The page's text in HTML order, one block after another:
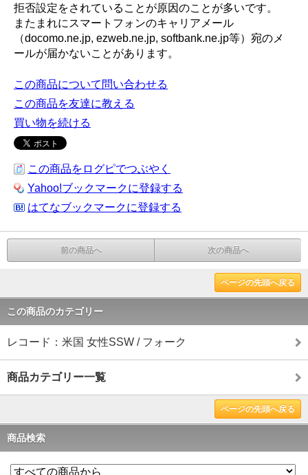
拒否設定をされていることが原因のことが多いです。
またまれにスマートフォンのキャリアメール
（docomo.ne.jp, ezweb.ne.jp, softbank.ne.jp等）宛のメ
ールが届かないことがあります。
この商品について問い合わせる
この商品を友達に教える
買い物を続ける
この商品をログピでつぶやく
Yahoo!ブックマークに登録する
はてなブックマークに登録する
前の商品へ 次の商品へ
ページの先頭へ戻る
この商品のカテゴリー
レコード：米国 女性SSW / フォーク
商品カテゴリー一覧
ページの先頭へ戻る
商品検索